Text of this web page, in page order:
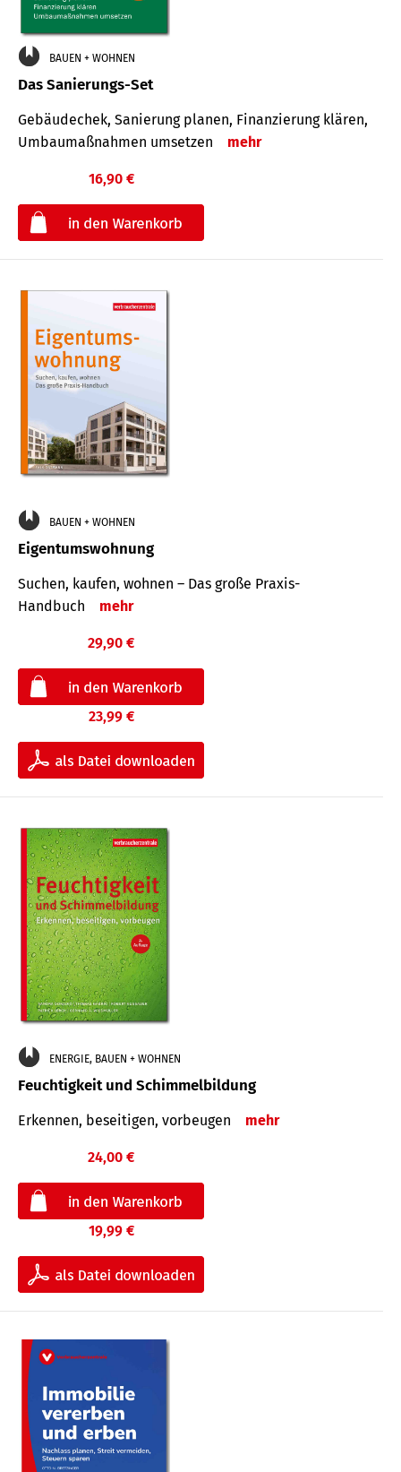
BAUEN + WOHNEN
Das Sanierungs-Set
Gebäudechek, Sanierung planen, Finanzierung klären,
Umbaumaßnahmen umsetzen
mehr
16,90 €
BAUEN + WOHNEN
Eigentumswohnung
Suchen, kaufen, wohnen – Das große Praxis-
Handbuch
mehr
29,90 €
23,99 €
ENERGIE, BAUEN + WOHNEN
Feuchtigkeit und Schimmelbildung
Erkennen, beseitigen, vorbeugen mehr
24,00 €
19,99 €